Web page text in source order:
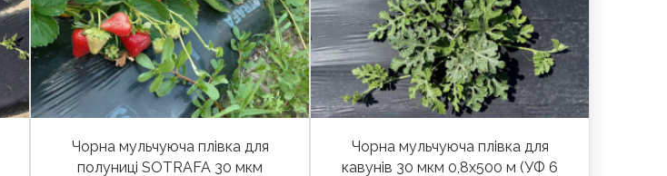
Чорна мульчуюча плівка для
полуниці SOTRAFA 30 мкм
Чорна мульчуюча плівка для
кавунів 30 мкм 0,8х500 м (УФ 6